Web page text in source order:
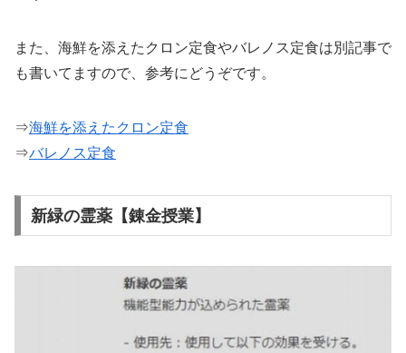
また、海鮮を添えたクロン定食やバレノス定食は別記事で
も書いてますので、参考にどうぞです。
⇒海鮮を添えたクロン定食
⇒バレノス定食
新緑の霊薬【錬金授業】